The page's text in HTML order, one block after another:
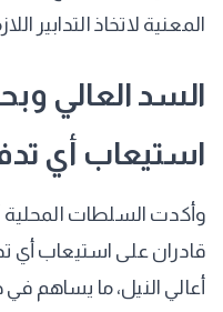
المعنية لاتخاذ التدابير
السد العالي
استيعاب أي
وأكدت السلطات المحلية
قادران على استيعاب أي
أعالي النيل، ما يساهم